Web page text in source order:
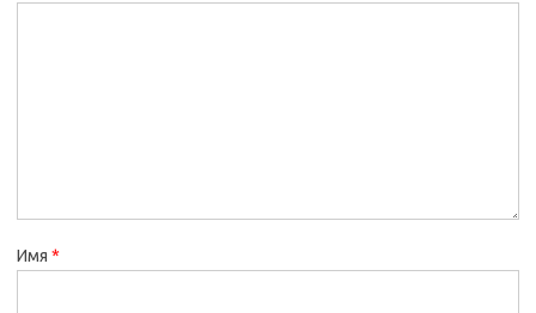
Имя *